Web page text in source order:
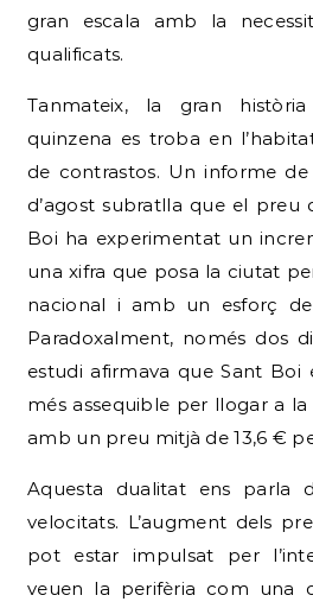
gran escala amb la
qualificats.
Tanmateix, la gran
quinzena es troba en
de contrastos. Un informe
d’agost subratlla que el preu
Boi ha experimentat un
una xifra que posa la ciutat
nacional i amb un esforç
Paradoxalment, només dos
estudi afirmava que Sant Boi
més assequible per llogar a
amb un preu mitjà de 13,6 €
Aquesta dualitat ens parla
velocitats. L’augment dels
pot estar impulsat per
veuen la perifèria com una